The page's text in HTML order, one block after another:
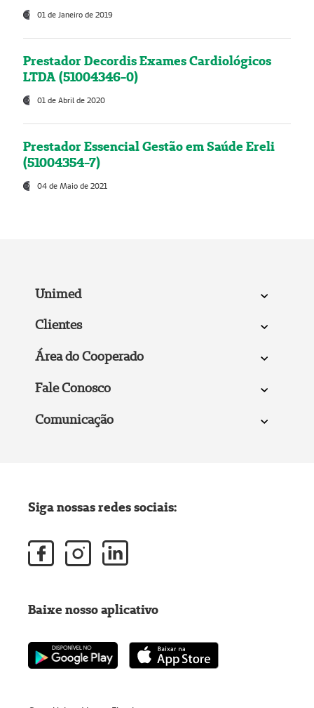
01 de Janeiro de 2019
Prestador Decordis Exames Cardiológicos
LTDA (51004346-0)
01 de Abril de 2020
Prestador Essencial Gestão em Saúde Ereli
(51004354-7)
04 de Maio de 2021
Unimed
Clientes
Área do Cooperado
Fale Conosco
Comunicação
Siga nossas redes sociais:
Baixe nosso aplicativo